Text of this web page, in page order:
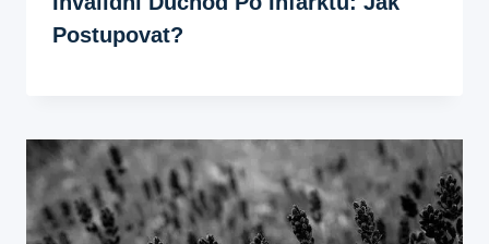
Postupovat?